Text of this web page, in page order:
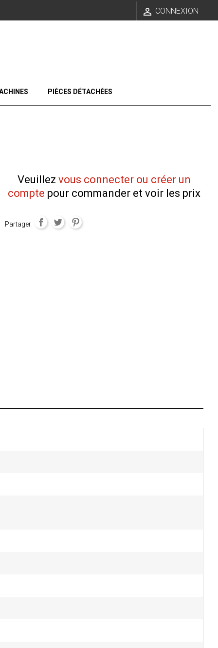
 CONNEXION
PIÈCES DÉTACHÉES
Veuillez vous connecter ou créer un
compte pour commander et voir les prix
Partager